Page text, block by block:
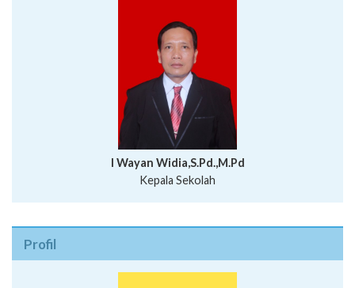
I Wayan Widia,S.Pd.,M.Pd
Kepala Sekolah
Profil